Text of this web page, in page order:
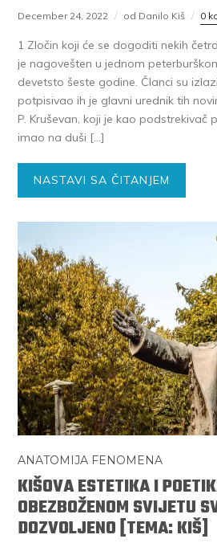
December 24, 2022 od Danilo Kiš 0
1 Zločin koji će se dogoditi nekih
je nagovešten u jednom
devetsto šeste godine. Članci su
potpisivao ih je glavni urednik tih
P. Kruševan, koji je kao podstrekivač
imao na duši […]
NASTAVI SA ČITANJEM
ANATOMIJA FENOMENA
KIŠOVA ESTETIKA I
OBEZBOŽENOM SVIJETU
DOZVOLJENO [TEMA: KIŠ]